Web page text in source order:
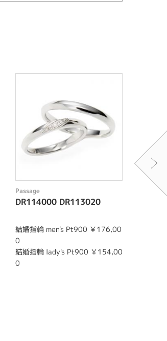
Passage
DR114000 DR113020
結婚指輪 men's Pt900 ￥176,00
0
結婚指輪 lady's Pt900 ￥154,00
0
Passage